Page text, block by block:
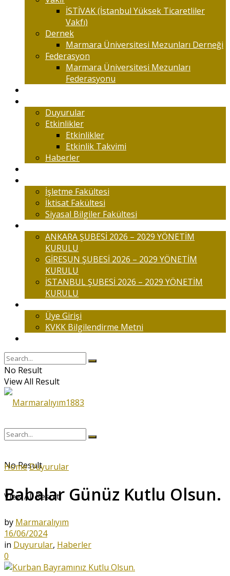
İSTİVAK (İstanbul Yüksek Ticaretliler
Vakfı)
Dernek
Marmara Üniversitesi Mezunları Derneği
Federasyon
Marmara Üniversitesi Mezunları
Federasyonu
Duyurular
Etkinlikler
Etkinlikler
Etkinlik Takvimi
Haberler
İşletme Fakültesi
İktisat Fakültesi
Siyasal Bilgiler Fakültesi
ANKARA ŞUBESİ 2026 – 2029 YÖNETİM
KURULU
GİRESUN ŞUBESİ 2026 – 2029 YÖNETİM
KURULU
İSTANBUL ŞUBESİ 2026 – 2029 YÖNETİM
KURULU
Üye Girişi
KVKK Bilgilendirme Metni
No Result
View All Result
No Result
View All Result
HomeDuyurular
Babalar Günüz Kutlu Olsun.
by Marmaralıyım
16/06/2024
in Duyurular, Haberler
0